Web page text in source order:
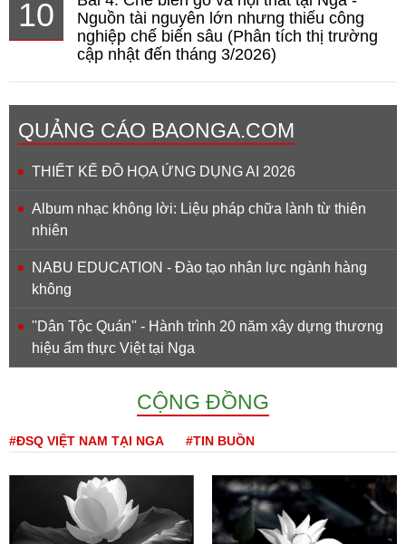
10
Nguồn tài nguyên lớn nhưng thiếu công
nghiệp chế biến sâu (Phân tích thị trường
cập nhật đến tháng 3/2026)
QUẢNG CÁO BAONGA.COM
THIẾT KẾ ĐỒ HỌA ỨNG DỤNG AI 2026
Album nhạc không lời: Liệu pháp chữa lành từ thiên
nhiên
NABU EDUCATION - Đào tạo nhân lực ngành hàng
không
''Dân Tộc Quán'' - Hành trình 20 năm xây dựng thương
hiệu ẩm thực Việt tại Nga
CỘNG ĐỒNG
#ĐSQ VIỆT NAM TẠI NGA #TIN BUỒN